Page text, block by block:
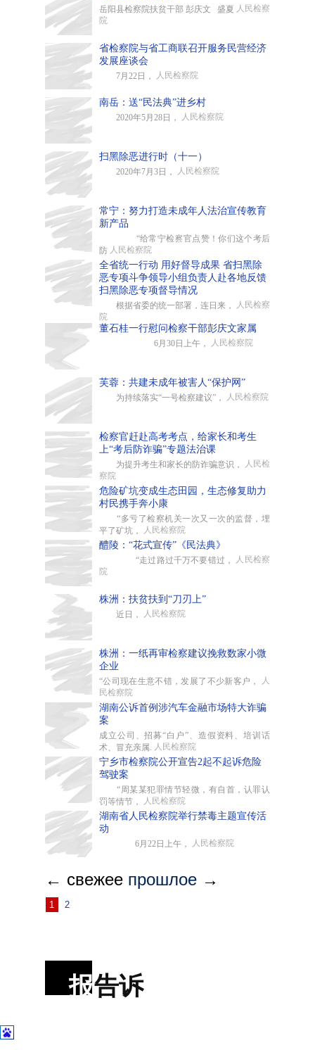
岳阳县检察院扶贫干部 彭庆文 盛夏 人民检察
院
省检察院与省工商联召开服务民营经济
发展座谈会
7月22日， 人民检察院
南岳：送“民法典”进乡村
2020年5月28日， 人民检察院
扫黑除恶进行时（十一）
2020年7月3日， 人民检察院
常宁：努力打造未成年人法治宣传教育
新产品
“给常宁检察官点赞！你们这个考后
防 人民检察院
全省统一行动 用好督导成果 省扫黑除
恶专项斗争领导小组负责人赴各地反馈
扫黑除恶专项督导情况
根据省委的统一部署，连日来，
人民检察
院
董石桂一行慰问检察干部彭庆文家属
6月30日上午， 人民检察院
芙蓉：共建未成年被害人“保护网”
为持续落实“一号检察建议”， 人民检察院
检察官赶赴高考考点，给家长和考生
上“考后防诈骗”专题法治课
为提升考生和家长的防诈骗意识，
人民检
察院
危险矿坑变成生态田园，生态修复助力
村民携手奔小康
“多亏了检察机关一次又一次的监督，埋
平了矿坑，
人民检察院
醴陵：“花式宣传”《民法典》
“走过路过千万不要错过，
人民检察
院
株洲：扶贫扶到“刀刃上”
近日， 人民检察院
株洲：一纸再审检察建议挽救数家小微
企业
“公司现在生意不错，发展了不少新客户，
人
民检察院
湖南公诉首例涉汽车金融市场特大诈骗
案
成立公司、招募“白户”、造假资料、培训话
术、冒充亲属. 人民检察院
宁乡市检察院公开宣告2起不起诉危险
驾驶案
“周某某犯罪情节轻微，有自首，认罪认
罚等情节，
人民检察院
湖南省人民检察院举行禁毒主题宣传活
动
6月22日上午， 人民检察院
← свежее прошлое →
1 2
报告诉